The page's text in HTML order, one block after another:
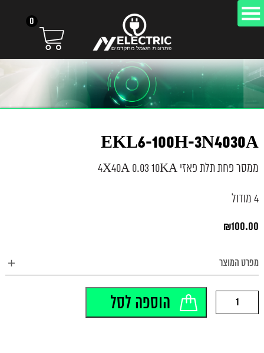
0
EKL6-100H-3N4030A
ממסר פחת תלת פאזי 4X40A 0.03 10KA
4 מודול
₪100.00
מפרט המוצר
לצפייה במפרט המוצר >>
הוספה לסל